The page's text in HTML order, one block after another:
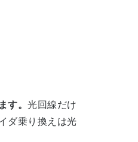
す。光回線だけ
ダ乗り換えは光